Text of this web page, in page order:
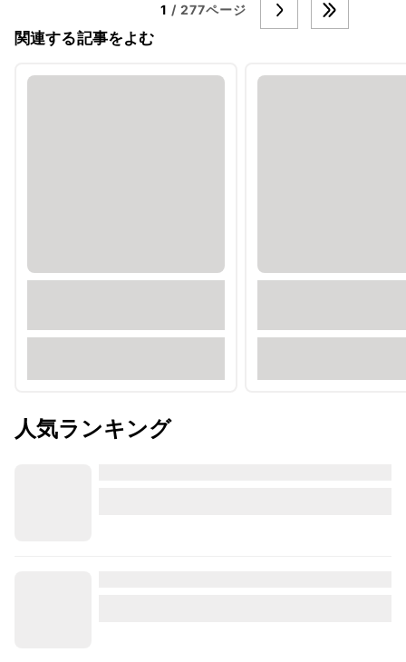
1 / 277ページ
関連する記事をよむ
人気ランキング